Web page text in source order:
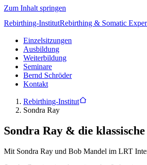
Zum Inhalt springen
Rebirthing-InstitutRebirthing & Somatic
Einzelsitzungen
Ausbildung
Weiterbildung
Seminare
Bernd Schröder
Kontakt
Rebirthing-Institut
Sondra Ray
Sondra Ray & die
Mit Sondra Ray und Bob Mandel im LRT